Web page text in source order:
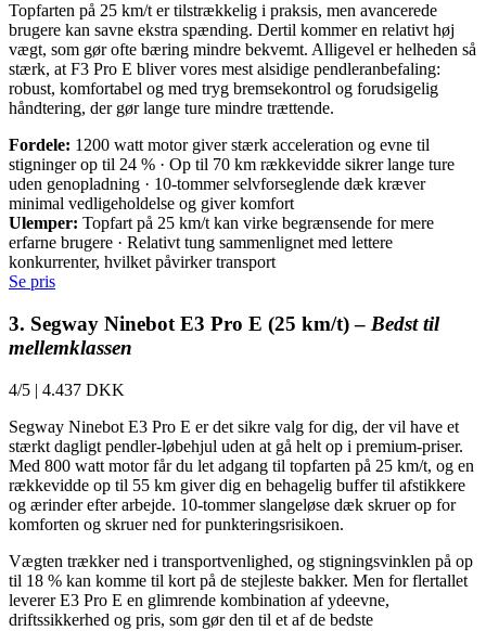
Topfarten på 25 km/t er tilstrækkelig i praksis, men avancerede
brugere kan savne ekstra spænding. Dertil kommer en relativt høj
vægt, som gør ofte bæring mindre bekvemt. Alligevel er helheden så
stærk, at F3 Pro E bliver vores mest alsidige pendleranbefaling:
robust, komfortabel og med tryg bremsekontrol og forudsigelig
håndtering, der gør lange ture mindre trættende.
Fordele: 1200 watt motor giver stærk acceleration og evne til
stigninger op til 24 % · Op til 70 km rækkevidde sikrer lange ture
uden genopladning · 10-tommer selvforseglende dæk kræver
minimal vedligeholdelse og giver komfort
Ulemper: Topfart på 25 km/t kan virke begrænsende for mere
erfarne brugere · Relativt tung sammenlignet med lettere
konkurrenter, hvilket påvirker transport
Se pris
3. Segway Ninebot E3 Pro E (25 km/t) – Bedst til
mellemklassen
4/5 | 4.437 DKK
Segway Ninebot E3 Pro E er det sikre valg for dig, der vil have et
stærkt dagligt pendler-løbehjul uden at gå helt op i premium-priser.
Med 800 watt motor får du let adgang til topfarten på 25 km/t, og en
rækkevidde op til 55 km giver dig en behagelig buffer til afstikkere
og ærinder efter arbejde. 10-tommer slangeløse dæk skruer op for
komforten og skruer ned for punkteringsrisikoen.
Vægten trækker ned i transportvenlighed, og stigningsvinklen på op
til 18 % kan komme til kort på de stejleste bakker. Men for flertallet
leverer E3 Pro E en glimrende kombination af ydeevne,
driftssikkerhed og pris, som gør den til et af de bedste